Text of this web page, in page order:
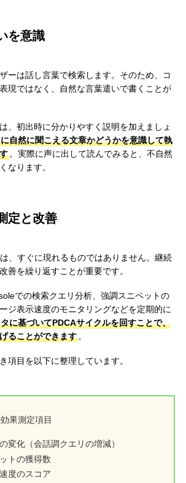
を意識
ーは話し言葉で検索します。そのため、コ
現ではなく、自然な言葉遣いで書くことが
、初出時に分かりやすく説明を加えましょ
自然に聞こえる文章かどうかを意識して執
。実際に声に出して読んでみると、不自然
なります。
定と改善
、すぐに現れるものではありません。継続
善を繰り返すことが重要です。
での検索クエリ分析、強調スニペットの
ジ表示速度のモニタリングなどを定期的に
に基づいてPDCAサイクルを回すことで、
ることができます。
項目を以下に整理しています。
果測定項目
変化（会話調クエリの増減）
トの獲得数
度のスコア